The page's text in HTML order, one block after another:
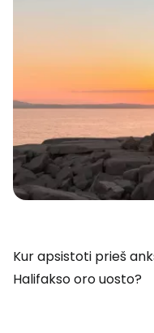
Kur apsistoti prieš
Halifakso oro uosto?